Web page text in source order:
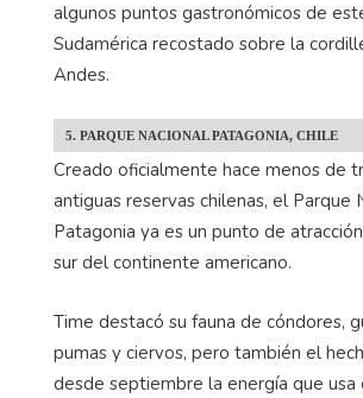
algunos puntos gastronómicos de
Sudamérica recostado sobre la
Andes.
5. PARQUE NACIONAL PATAGONIA, CHILE
Creado oficialmente hace menos de
antiguas reservas chilenas, el Parque
Patagonia ya es un punto de
sur del continente americano.
Time destacó su fauna de cóndores,
pumas y ciervos, pero también el
desde septiembre la energía que usa